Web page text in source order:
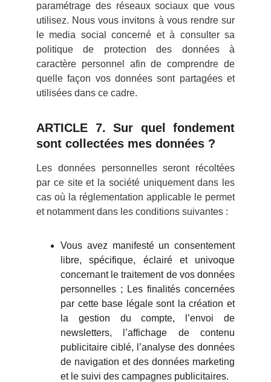
paramétrage des réseaux sociaux que vous
utilisez. Nous vous invitons à vous rendre sur
le media social concerné et à consulter sa
politique de protection des données à
caractère personnel afin de comprendre de
quelle façon vos données sont partagées et
utilisées dans ce cadre.
ARTICLE 7. Sur quel fondement
sont collectées mes données ?
Les données personnelles seront récoltées
par ce site et la société uniquement dans les
cas où la réglementation applicable le permet
et notamment dans les conditions suivantes :
Vous avez manifesté un consentement
libre, spécifique, éclairé et univoque
concernant le traitement de vos données
personnelles ; Les finalités concernées
par cette base légale sont la création et
la gestion du compte, l’envoi de
newsletters, l’affichage de contenu
publicitaire ciblé, l’analyse des données
de navigation et des données marketing
et le suivi des campagnes publicitaires.